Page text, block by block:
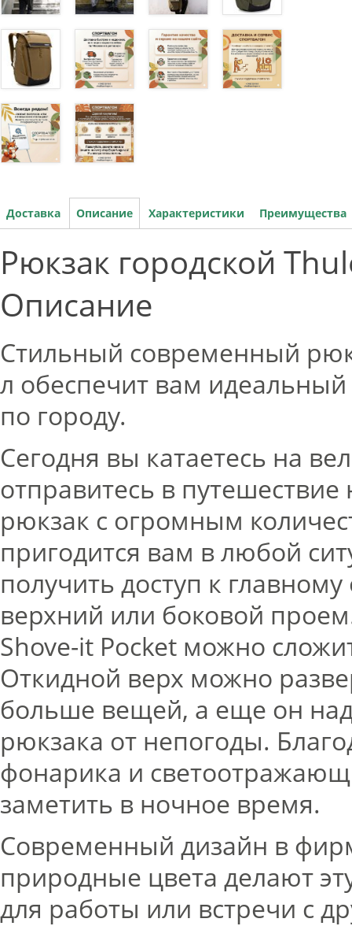
Доставка Описание Характеристики Преимущества
Рюкзак городской
Описание
Стильный современный
л обеспечит вам
по городу.
Сегодня вы катаетесь на
отправитесь в
рюкзак с огромным
пригодится вам в любой
получить доступ к
верхний или боковой
Shove-it Pocket можно
Откидной верх можно
больше вещей, а еще он
рюкзака от непогоды.
фонарика и
заметить в ночное время.
Современный дизайн в
природные цвета делают
для работы или встречи с